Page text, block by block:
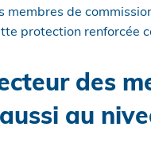
membres de
protection renforcée
des
au